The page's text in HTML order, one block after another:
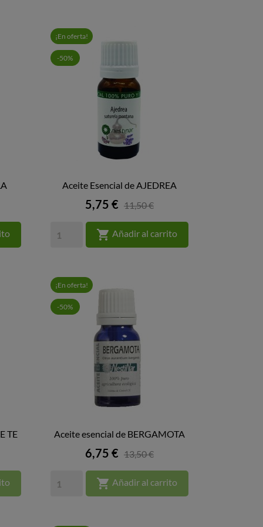
VISTA RÁPIDA
Aceite Esencial de AJEDREA
Precio
5,75 € 11,50 €
 Añadir al carrito
¡En oferta!
-50%
TE
VISTA RÁPIDA
Aceite esencial de BERGAMOTA
Precio
6,75 € 13,50 €
 Añadir al carrito
¡En oferta!
-50%